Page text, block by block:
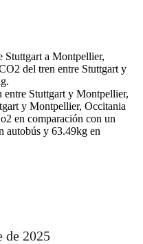
Stuttgart a Montpellier,
del tren entre Stuttgart y
entre Stuttgart y Montpellier,
y Montpellier, Occitania
en comparación con un
autobús y 63.49kg en
de 2025